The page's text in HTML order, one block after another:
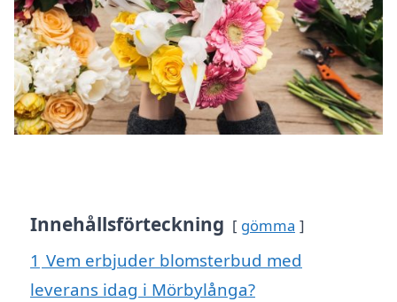
Innehållsförteckning gömma
1 Vem erbjuder blomsterbud med
leverans idag i Mörbylånga?